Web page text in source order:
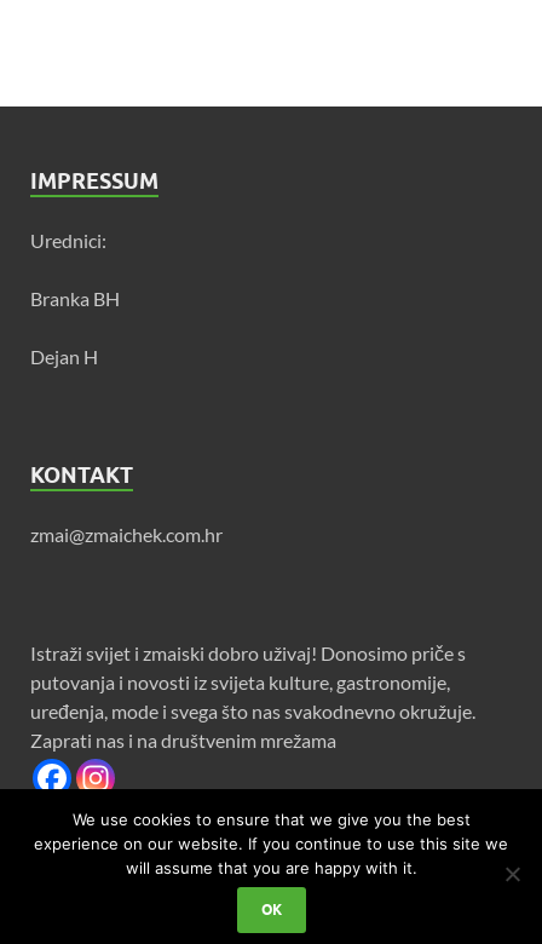
IMPRESSUM
Urednici:
Branka BH
Dejan H
KONTAKT
zmai@zmaichek.com.hr
Istraži svijet i zmaiski dobro uživaj! Donosimo priče s
putovanja i novosti iz svijeta kulture, gastronomije,
uređenja, mode i svega što nas svakodnevno okružuje.
Zaprati nas i na društvenim mrežama
Zmaichek.
and
We use cookies to ensure that we give you the best
experience on our website. If you continue to use this site we
will assume that you are happy with it.
OK